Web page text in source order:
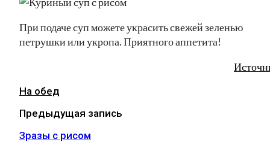
При подаче суп можете украсить свежей зеленью
петрушки или укропа. Приятного аппетита!
На обед
Предыдущая запись
Зразы с рисом